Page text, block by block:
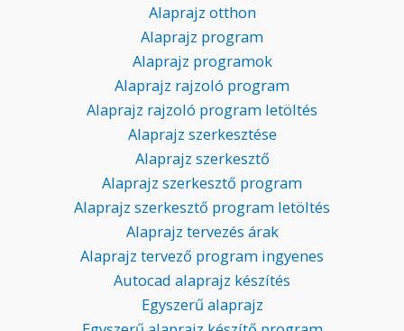
Alaprajz otthon
Alaprajz program
Alaprajz programok
Alaprajz rajzoló program
Alaprajz rajzoló program letöltés
Alaprajz szerkesztése
Alaprajz szerkesztő
Alaprajz szerkesztő program
Alaprajz szerkesztő program letöltés
Alaprajz tervezés árak
Alaprajz tervező program ingyenes
Autocad alaprajz készítés
Egyszerű alaprajz